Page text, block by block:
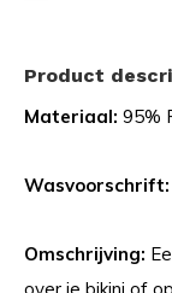
Product
Materiaal: 95%
Wasvoorschrift:
Omschrijving: